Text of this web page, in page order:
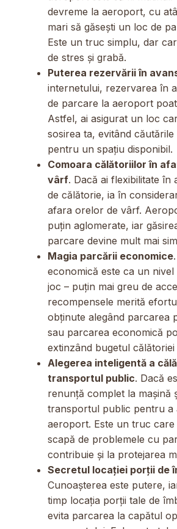
devreme la aeroport, cu
mari să găsești un loc de
Este un truc simplu, dar
de stres și grabă.
Puterea rezervării în
internetului, rezervarea în
de parcare la aeroport
Astfel, ai asigurat un loc
sosirea ta, evitând
pentru un spațiu disponibil.
Comoara călătoriilor în
vârf. Dacă ai flexibilitate în
de călătorie, ia în
afara orelor de vârf.
puțin aglomerate, iar
parcare devine mult mai
Magia parcării economice
economică este ca un
joc – puțin mai greu de
recompensele merită
obținute alegând parcarea
sau parcarea economică
extinzând bugetul călătoriei
Alegerea inteligentă a
transportul public. Dacă
renunță complet la mașină
transportul public pentru a
aeroport. Este un truc
scapă de problemele cu
contribuie și la protejarea
Secretul locației porții de
Cunoașterea este putere,
timp locația porții tale de
evita parcarea la capătul